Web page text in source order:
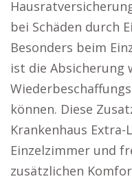
bei Schäden durch
Besonders beim
ist die Absicherung
können. Diese
Krankenhaus
Einzelzimmer und
zusätzlichen